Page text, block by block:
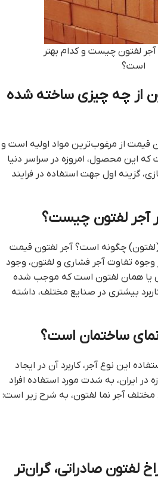
لفتون چیست و کدام بهتر
است؟
لفتون از چه چیزی ساخته شده
قيمت از مرغوب‌ترین مواد اولیه است و
این محصول، امروزه در سراسر دنیا
گزینه اول جهت استفاده در فرایند
آجر لفتون چیست؟
چگونه است؟ آجر لفتون قيمت
تفاوت آجر فشاری و لفتون، وجود
یا همان لفتون است که موجب شده
بیشتری در صنایع مختلف، داشته
ساختمان است؟
این نوع آجر، کاربرد آن در ایجاد
ایران، به شدت مورد استفاده افراد
مختلف آجر نما لفتون، به شرح زیر است:
آجر ۱۰ سوراخ لفتون صادراتی، گران‌تر